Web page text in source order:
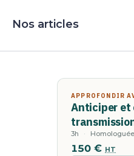
Nos articles
APPROFONDIR
Anticiper et
3h
150 € HT